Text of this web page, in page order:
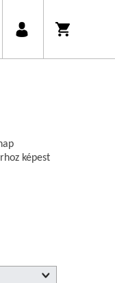
képest